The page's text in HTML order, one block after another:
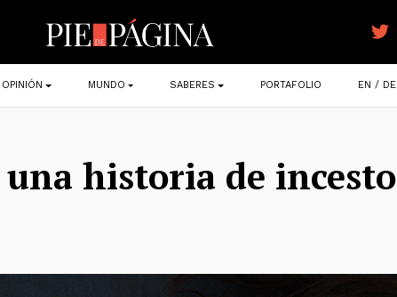
OPINIÓN MUNDO SABERES PORTAFOLIO EN / DE
historia de incesto